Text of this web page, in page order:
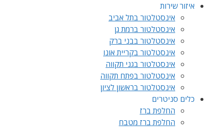
איזור שירות
אינסטלטור בתל אביב
אינסטלטור ברמת גן
אינסטלטור בבני ברק
אינסטלטור בקריית אונו
אינסטלטור בגני תקווה
אינסטלטור בפתח תקווה
אינסטלטור בראשון לציון
כלים סניטרים
החלפת ברז
החלפת ברז מטבח